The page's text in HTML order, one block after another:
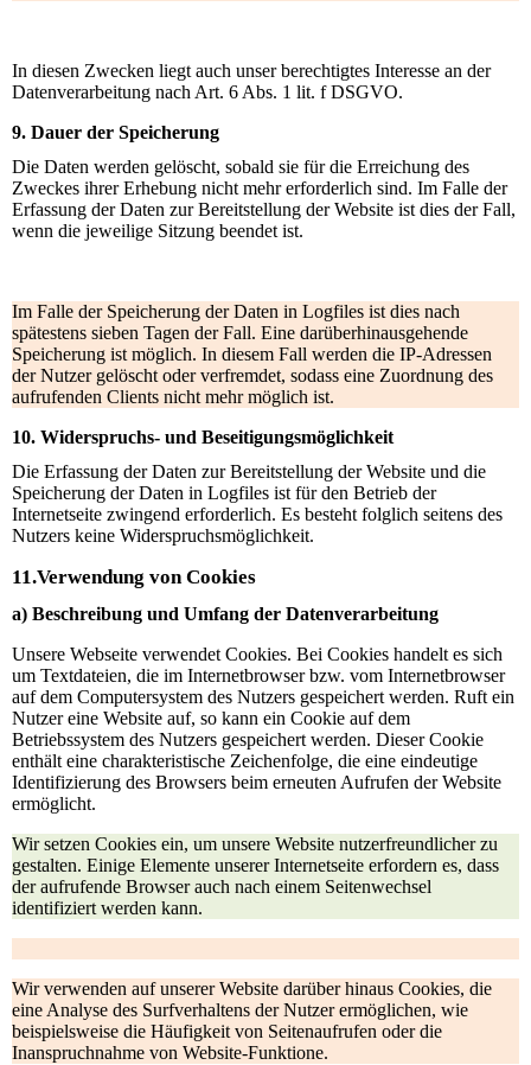
In diesen Zwecken liegt auch unser berechtigtes Interesse an der
Datenverarbeitung nach Art. 6 Abs. 1 lit. f DSGVO.
9. Dauer der Speicherung
Die Daten werden gelöscht, sobald sie für die Erreichung des
Zweckes ihrer Erhebung nicht mehr erforderlich sind. Im Falle der
Erfassung der Daten zur Bereitstellung der Website ist dies der Fall,
wenn die jeweilige Sitzung beendet ist.
Im Falle der Speicherung der Daten in Logfiles ist dies nach
spätestens sieben Tagen der Fall. Eine darüberhinausgehende
Speicherung ist möglich. In diesem Fall werden die IP-Adressen
der Nutzer gelöscht oder verfremdet, sodass eine Zuordnung des
aufrufenden Clients nicht mehr möglich ist.
10. Widerspruchs- und Beseitigungsmöglichkeit
Die Erfassung der Daten zur Bereitstellung der Website und die
Speicherung der Daten in Logfiles ist für den Betrieb der
Internetseite zwingend erforderlich. Es besteht folglich seitens des
Nutzers keine Widerspruchsmöglichkeit.
11.Verwendung von Cookies
a) Beschreibung und Umfang der Datenverarbeitung
Unsere Webseite verwendet Cookies. Bei Cookies handelt es sich
um Textdateien, die im Internetbrowser bzw. vom Internetbrowser
auf dem Computersystem des Nutzers gespeichert werden. Ruft ein
Nutzer eine Website auf, so kann ein Cookie auf dem
Betriebssystem des Nutzers gespeichert werden. Dieser Cookie
enthält eine charakteristische Zeichenfolge, die eine eindeutige
Identifizierung des Browsers beim erneuten Aufrufen der Website
ermöglicht.
Wir setzen Cookies ein, um unsere Website nutzerfreundlicher zu
gestalten. Einige Elemente unserer Internetseite erfordern es, dass
der aufrufende Browser auch nach einem Seitenwechsel
identifiziert werden kann.
Wir verwenden auf unserer Website darüber hinaus Cookies, die
eine Analyse des Surfverhaltens der Nutzer ermöglichen, wie
beispielsweise die Häufigkeit von Seitenaufrufen oder die
Inanspruchnahme von Website-Funktione.